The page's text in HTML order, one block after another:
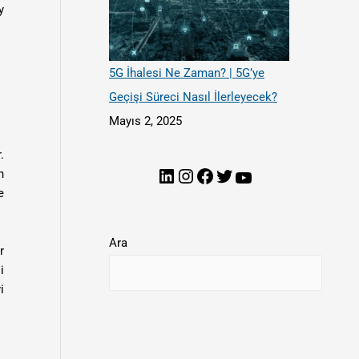
5G İhalesi Ne Zaman? | 5G’ye
Geçişi Süreci Nasıl İlerleyecek?
Mayıs 2, 2025
Ara